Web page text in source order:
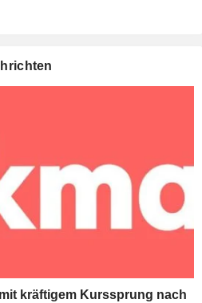
kräftigem Kurssprung nach